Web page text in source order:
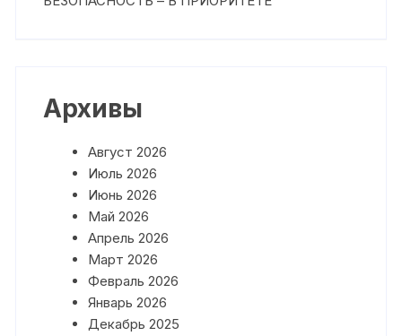
Архивы
Август 2026
Июль 2026
Июнь 2026
Май 2026
Апрель 2026
Март 2026
Февраль 2026
Январь 2026
Декабрь 2025